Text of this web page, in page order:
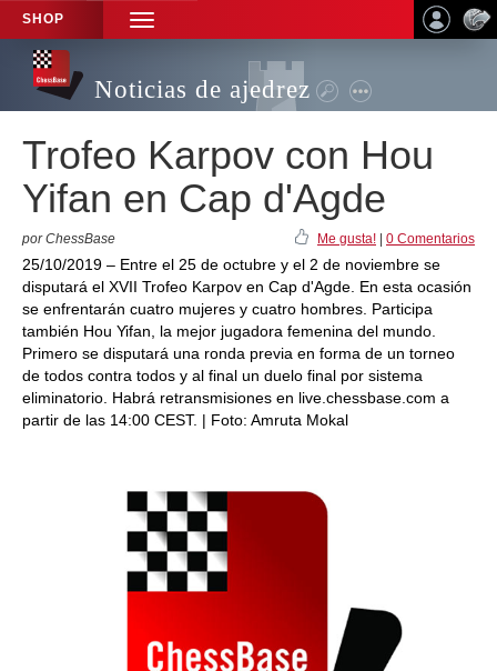
SHOP
TOGGLE
NAVIGATION
Noticias de ajedrez
Trofeo Karpov con Hou
Yifan en Cap d'Agde
por ChessBase Me gusta! 0 Comentarios
25/10/2019 – Entre el 25 de octubre y el 2 de noviembre se
disputará el XVII Trofeo Karpov en Cap d'Agde. En esta ocasión
se enfrentarán cuatro mujeres y cuatro hombres. Participa
también Hou Yifan, la mejor jugadora femenina del mundo.
Primero se disputará una ronda previa en forma de un torneo
de todos contra todos y al final un duelo final por sistema
eliminatorio. Habrá retransmisiones en live.chessbase.com a
partir de las 14:00 CEST. | Foto: Amruta Mokal